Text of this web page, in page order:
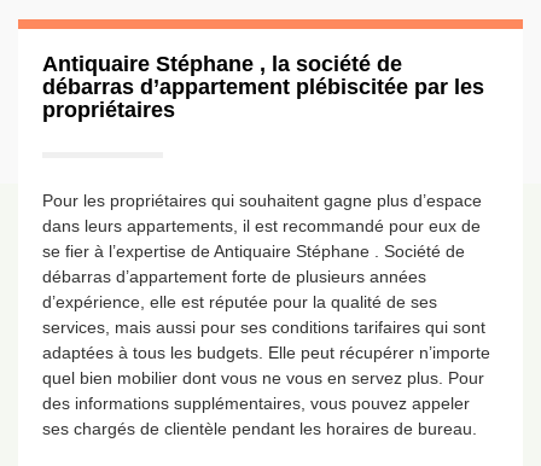
Antiquaire Stéphane , la société de
débarras d’appartement plébiscitée par les
propriétaires
Pour les propriétaires qui souhaitent gagne plus d’espace
dans leurs appartements, il est recommandé pour eux de
se fier à l’expertise de Antiquaire Stéphane . Société de
débarras d’appartement forte de plusieurs années
d’expérience, elle est réputée pour la qualité de ses
services, mais aussi pour ses conditions tarifaires qui sont
adaptées à tous les budgets. Elle peut récupérer n’importe
quel bien mobilier dont vous ne vous en servez plus. Pour
des informations supplémentaires, vous pouvez appeler
ses chargés de clientèle pendant les horaires de bureau.